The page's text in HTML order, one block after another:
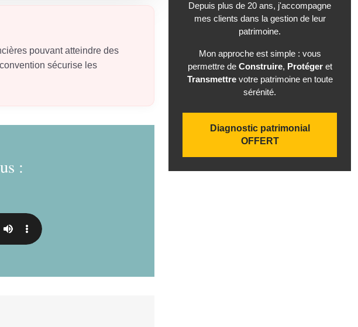
pouvant atteindre des
sécurise les
:
Depuis plus de 20 ans, j'accompagne
mes clients dans la gestion de leur
patrimoine.
Mon approche est simple : vous
permettre de Construire, Protégeret
Transmettrevotre patrimoine en toute
sérénité.
Diagnostic patrimonial
OFFERT